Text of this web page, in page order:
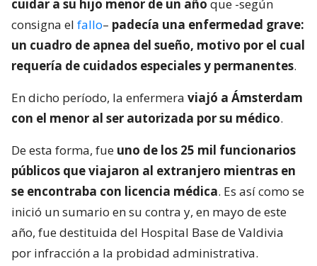
cuidar a su hijo menor de un año que -según
consigna el fallo– padecía una enfermedad grave:
un cuadro de apnea del sueño, motivo por el cual
requería de cuidados especiales y permanentes.
En dicho período, la enfermera viajó a Ámsterdam
con el menor al ser autorizada por su médico.
De esta forma, fue uno de los 25 mil funcionarios
públicos que viajaron al extranjero mientras en
se encontraba con licencia médica. Es así como se
inició un sumario en su contra y, en mayo de este
año, fue destituida del Hospital Base de Valdivia
por infracción a la probidad administrativa.